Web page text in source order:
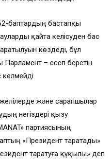
баптардың бастапқы
қайта келісуден бас
көздеді, бұл
– есеп беретін
желілерде және сарапшылар
негіздері қызу
партиясының
«Президент таратады»
таратуға құқылы» деп